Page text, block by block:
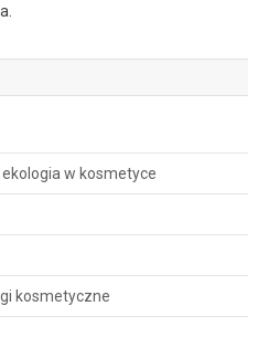
w kosmetyce
kosmetyczne